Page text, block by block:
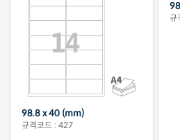
98.8 x 40 (mm)
규격코드 : 427